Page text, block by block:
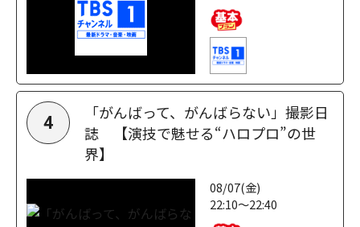
4
「がんばって、がんばらない」撮影日
誌 【演技で魅せる“ハロプロ”の世
界】
08/07(金)
22:10～22:40